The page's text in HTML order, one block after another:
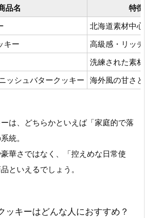
品名
特徴
北海道素材中
キー
高級感・リッ
洗練された素
ッシュバタークッキー 海外風の甘さ
は、どちらかといえば「家庭的で落
統。
華さではなく、「控えめな日常使
といえるでしょう。
ッキーはどんな人におすすめ？